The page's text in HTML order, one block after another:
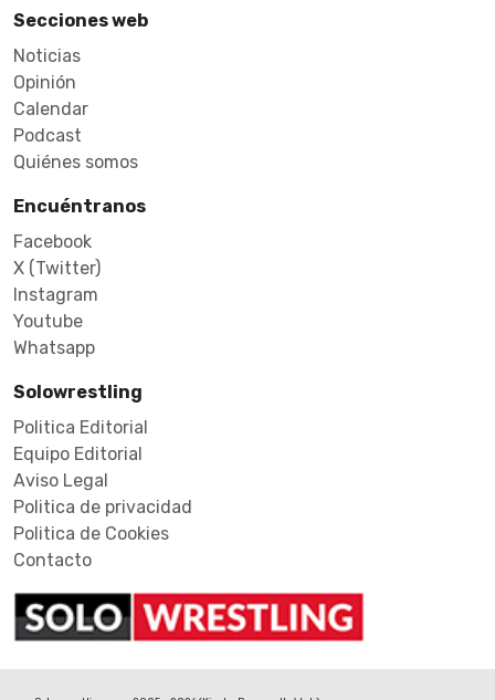
Secciones web
Noticias
Opinión
Calendar
Podcast
Quiénes somos
Encuéntranos
Facebook
X (Twitter)
Instagram
Youtube
Whatsapp
Solowrestling
Politica Editorial
Equipo Editorial
Aviso Legal
Politica de privacidad
Politica de Cookies
Contacto